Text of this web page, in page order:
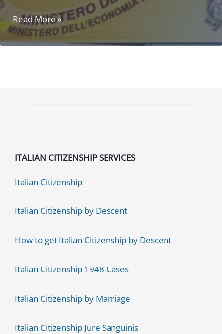
Problemi
Permesso
di
Ecco
Read More »
ITALIAN CITIZENSHIP SERVICES
Italian Citizenship
Italian Citizenship by Descent
How to get Italian Citizenship by Descent
Italian Citizenship 1948 Cases
Italian Citizenship by Marriage
Italian Citizenship Jure Sanguinis